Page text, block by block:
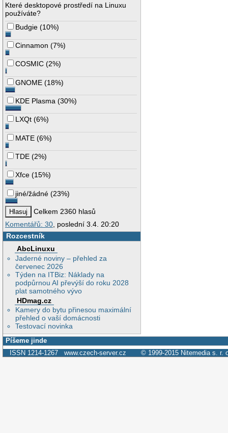
Které desktopové prostředí na Linuxu
používáte?
Budgie (10%)
Cinnamon (7%)
COSMIC (2%)
GNOME (18%)
KDE Plasma (30%)
LXQt (6%)
MATE (6%)
TDE (2%)
Xfce (15%)
jiné/žádné (23%)
Celkem 2360 hlasů
Komentářů: 30, poslední 3.4. 20:20
Rozcestník
AbcLinuxu
Jaderné noviny – přehled za
červenec 2026
Týden na ITBiz: Náklady na
podpůrnou AI převýší do roku 2028
plat samotného vývo
HDmag.cz
Kamery do bytu přinesou maximální
přehled o vaší domácnosti
Testovací novinka
Píšeme jinde
ISSN 1214-1267 www.czech-server.cz © 1999-2015 Nitemedia s. r.